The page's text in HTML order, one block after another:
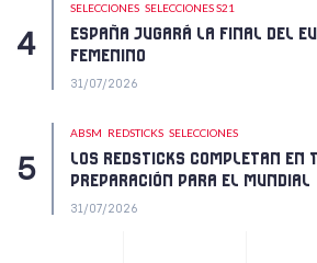
SELECCIONES SELECCIONES S21
ESPAÑA JUGARÁ LA FINAL DEL
FEMENINO
31/07/2026
ABSM REDSTICKS SELECCIONES
LOS REDSTICKS COMPLETAN EN
PREPARACIÓN PARA EL MUNDIAL
31/07/2026